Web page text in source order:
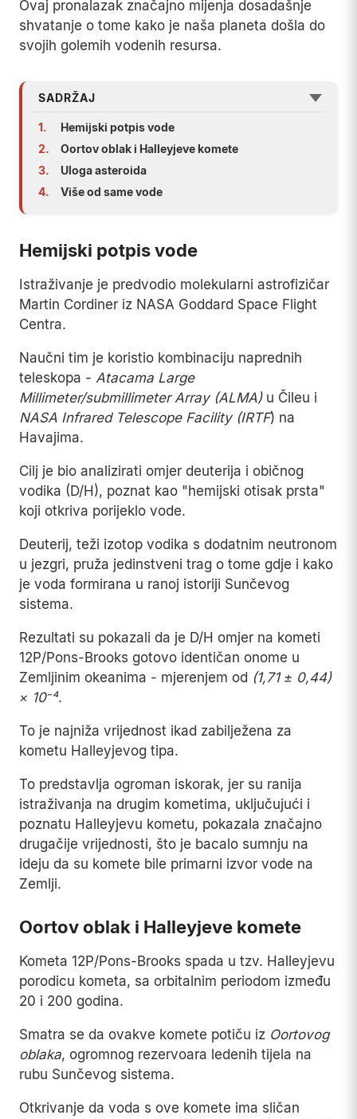
Ovaj pronalazak značajno mijenja dosadašnje
shvatanje o tome kako je naša planeta došla do
svojih golemih vodenih resursa.
SADRŽAJ
1.
Hemijski potpis vode
2.
Oortov oblak i Halleyjeve komete
3.
Uloga asteroida
4.
Više od same vode
Hemijski potpis vode
Istraživanje je predvodio molekularni astrofizičar
Martin Cordiner iz NASA Goddard Space Flight
Centra.
Naučni tim je koristio kombinaciju naprednih
teleskopa - Atacama Large
Millimeter/submillimeter Array (ALMA)u Čileu i
NASA Infrared Telescope Facility (IRTF) na
Havajima.
Cilj je bio analizirati omjer deuterija i običnog
vodika (D/H), poznat kao "hemijski otisak prsta"
koji otkriva porijeklo vode.
Deuterij, teži izotop vodika s dodatnim neutronom
u jezgri, pruža jedinstveni trag o tome gdje i kako
je voda formirana u ranoj istoriji Sunčevog
sistema.
Rezultati su pokazali da je D/H omjer na kometi
12P/Pons-Brooks gotovo identičan onome u
Zemljinim okeanima - mjerenjem od (1,71 ± 0,44)
× 10⁻⁴.
To je najniža vrijednost ikad zabilježena za
kometu Halleyjevog tipa.
To predstavlja ogroman iskorak, jer su ranija
istraživanja na drugim kometima, uključujući i
poznatu Halleyjevu kometu, pokazala značajno
drugačije vrijednosti, što je bacalo sumnju na
ideju da su komete bile primarni izvor vode na
Zemlji.
Oortov oblak i Halleyjeve komete
Kometa 12P/Pons-Brooks spada u tzv. Halleyjevu
porodicu kometa, sa orbitalnim periodom između
20 i 200 godina.
Smatra se da ovakve komete potiču iz Oortovog
oblaka, ogromnog rezervoara ledenih tijela na
rubu Sunčevog sistema.
Otkrivanje da voda s ove komete ima sličan